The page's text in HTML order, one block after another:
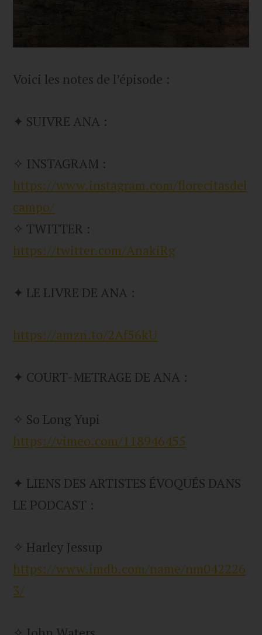
Voici les notes de l’épisode :
✦ SUIVRE ANA :
✧ INSTAGRAM :
https://www.instagram.com/florecitasdel
campo/
✧ TWITTER :
https://twitter.com/AnakiRg
✦ LE LIVRE DE ANA :
https://amzn.to/2Af56kU
✦ COURT-METRAGE DE ANA :
✧ So Long Yupi
https://vimeo.com/118946455
✦ LIENS DES ARTISTES ÉVOQUÉS DANS
LE PODCAST :
✧ Harley Jessup
https://www.imdb.com/name/nm042226
3/